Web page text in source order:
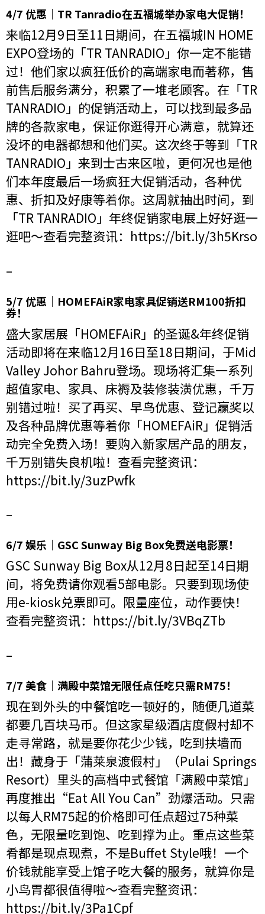
4/7 优惠｜TR Tanradio在五福城举办家电大促销！
来临12月9日至11日期间，在五福城IN HOME
EXPO登场的「TR TANRADIO」你一定不能错
过！他们家以疯狂低价的高端家电而著称，售
前售后服务满分，积累了一堆老顾客。在「TR
TANRADIO」的促销活动上，可以找到最多品
牌的各款家电，保证你逛得开心满意，就算还
没坏的电器都想和他们买。这次终于等到「TR
TANRADIO」来到士古来区啦，更何况也是他
们本年度最后一场疯狂大促销活动，各种优
惠、折扣及好康等着你。这周就抽出时间，到
「TR TANRADIO」年终促销家电展上好好逛一
逛吧～查看完整资讯： https://bit.ly/3h5Krso
–
5/7 优惠｜HOMEFAiR家电家具促销送RM100折扣
券！
盛大家居展「HOMEFAiR」的圣诞&年终促销
活动即将在来临12月16日至18日期间，于Mid
Valley Johor Bahru登场。现场将汇集一系列
超值家电、家具、床褥及装修装潢优惠，千万
别错过啦！买了再买、早鸟优惠、登记赢奖以
及各种品牌优惠等着你「HOMEFAiR」促销活
动完全免费入场！要购入新家居产品的朋友，
千万别错失良机啦！查看完整资讯：
https://bit.ly/3uzPwfk
–
6/7 娱乐｜GSC Sunway Big Box免费送电影票！
GSC Sunway Big Box从12月8日起至14日期
间，将免费请你观看5部电影。只要到现场使
用e-kiosk兑票即可。限量座位，动作要快！
查看完整资讯： https://bit.ly/3VBqZTb
–
7/7 美食｜满殿中菜馆无限任点任吃只需RM75！
现在到外头的中餐馆吃一顿好的，随便几道菜
都要几百块马币。但这家星级酒店度假村却不
走寻常路，就是要你花少少钱，吃到扶墙而
出！藏身于「蒲莱泉渡假村」（Pulai Springs
Resort）里头的高档中式餐馆「满殿中菜馆」
再度推出“Eat All You Can”劲爆活动。只需
以每人RM75起的价格即可任点超过75种菜
色，无限量吃到饱、吃到撑为止。重点这些菜
肴都是现点现煮，不是Buffet Style哦！一个
价钱就能享受上馆子吃大餐的服务，就算你是
小鸟胃都很值得啦～查看完整资讯：
https://bit.ly/3Pa1Cpf